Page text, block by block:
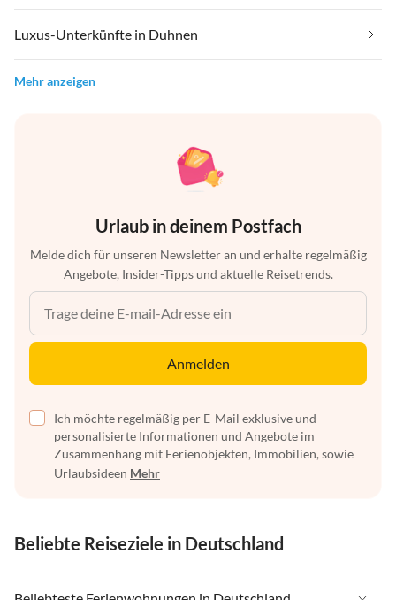
Luxus-Unterkünfte in Duhnen
Mehr anzeigen
Urlaub in deinem Postfach
Melde dich für unseren Newsletter an und erhalte regelmäßig
Angebote, Insider-Tipps und aktuelle Reisetrends.
Anmelden
Ich möchte regelmäßig per E-Mail exklusive und
personalisierte Informationen und Angebote im
Zusammenhang mit Ferienobjekten, Immobilien, sowie
Urlaubsideen Mehr
Beliebte Reiseziele in Deutschland